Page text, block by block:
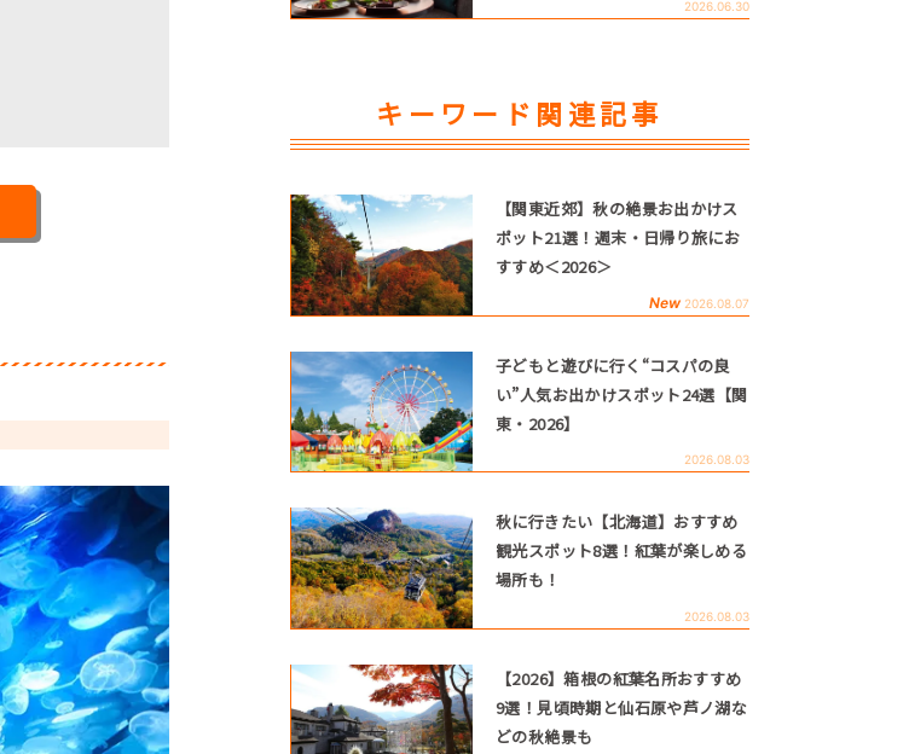
2026.06.30
キーワード関連記事
【関東近郊】秋の絶景お出かけス
ポット21選！週末・日帰り旅にお
すすめ＜2026＞
New 2026.08.07
子どもと遊びに行く“コスパの良
い”人気お出かけスポット24選【関
東・2026】
2026.08.03
秋に行きたい【北海道】おすすめ
観光スポット8選！紅葉が楽しめる
場所も！
2026.08.03
【2026】箱根の紅葉名所おすすめ
9選！見頃時期と仙石原や芦ノ湖な
どの秋絶景も